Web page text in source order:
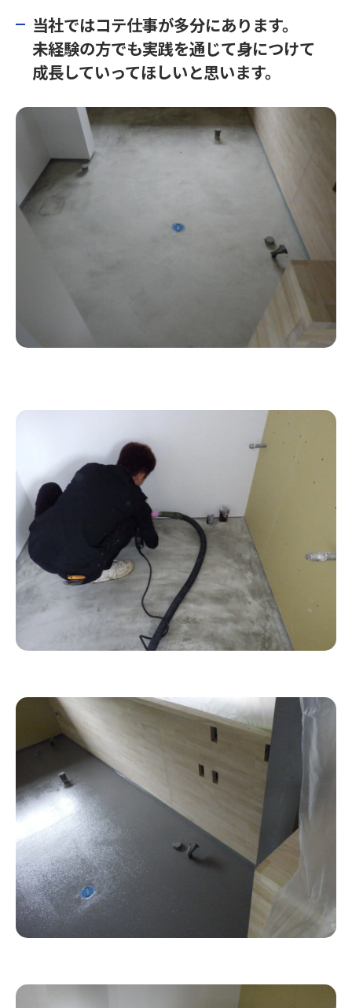
当社ではコテ仕事が多分にあります。
未経験の方でも実践を通じて身につけて
成長していってほしいと思います。